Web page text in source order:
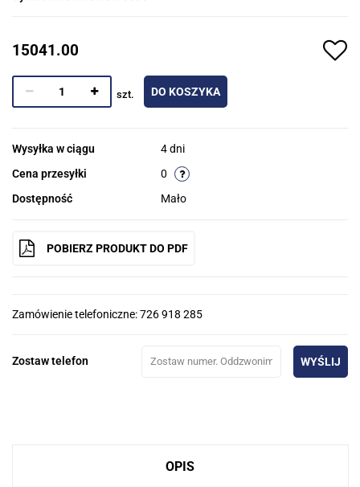
15041.00
szt. DO KOSZYKA
Wysyłka w ciągu
4 dni
Cena przesyłki
0
Dostępność
Mało
POBIERZ PRODUKT DO PDF
Zamówienie telefoniczne: 726 918 285
Zostaw telefon WYŚLIJ
OPIS